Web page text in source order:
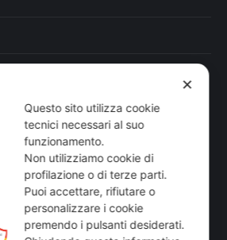
(TO)
✕
Questo sito utilizza cookie
tecnici necessari al suo
funzionamento.
Non utilizziamo cookie di
profilazione o di terze parti.
Puoi accettare, rifiutare o
personalizzare i cookie
premendo i pulsanti desiderati.